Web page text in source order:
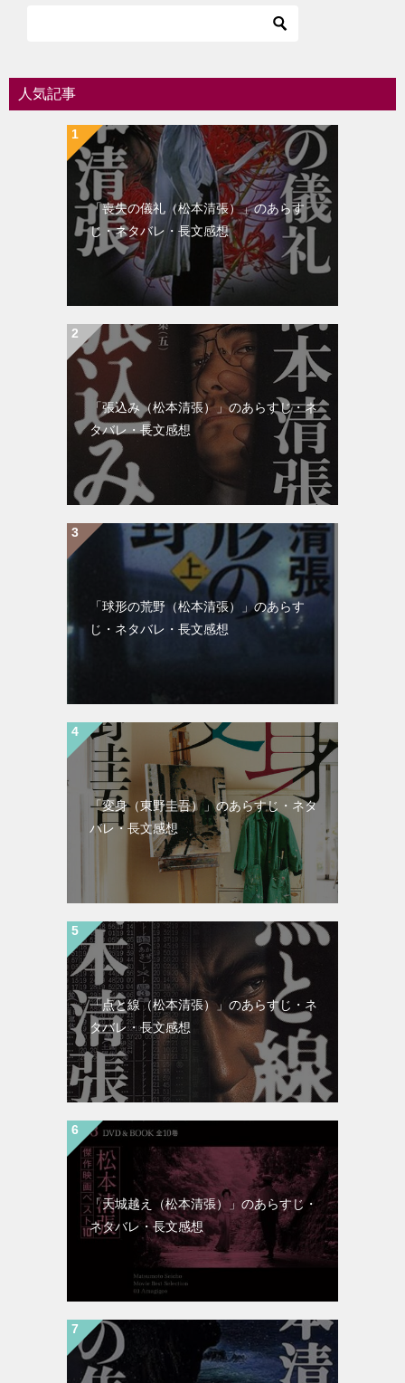
シ人気記事
「喪失の儀礼（松本清張）」のあらす
じ・ネタバレ・長文感想
「張込み（松本清張）」のあらすじ・ネ
タバレ・長文感想
「球形の荒野（松本清張）」のあらす
じ・ネタバレ・長文感想
「変身（東野圭吾）」のあらすじ・ネタ
バレ・長文感想
「点と線（松本清張）」のあらすじ・ネ
タバレ・長文感想
「天城越え（松本清張）」のあらすじ・
ネタバレ・長文感想